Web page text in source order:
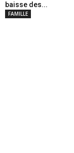
baisse des...
FAMILLE